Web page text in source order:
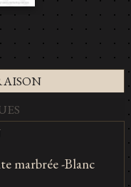
marbrée -Blanc